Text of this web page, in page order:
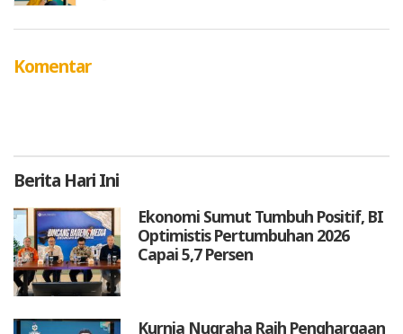
Komentar
Berita Hari Ini
Ekonomi Sumut Tumbuh Positif, BI
Optimistis Pertumbuhan 2026
Capai 5,7 Persen
Kurnia Nugraha Raih Penghargaan